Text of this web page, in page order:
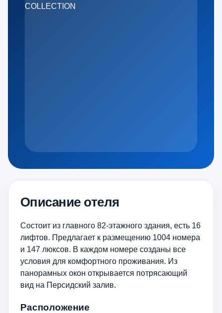
Описание отеля
Состоит из главного 82-этажного здания, есть 16
лифтов. Предлагает к размещению 1004 номера
и 147 люксов. В каждом номере созданы все
условия для комфортного проживания. Из
панорамных окон открывается потрясающий
вид на Персидский залив.
Расположение